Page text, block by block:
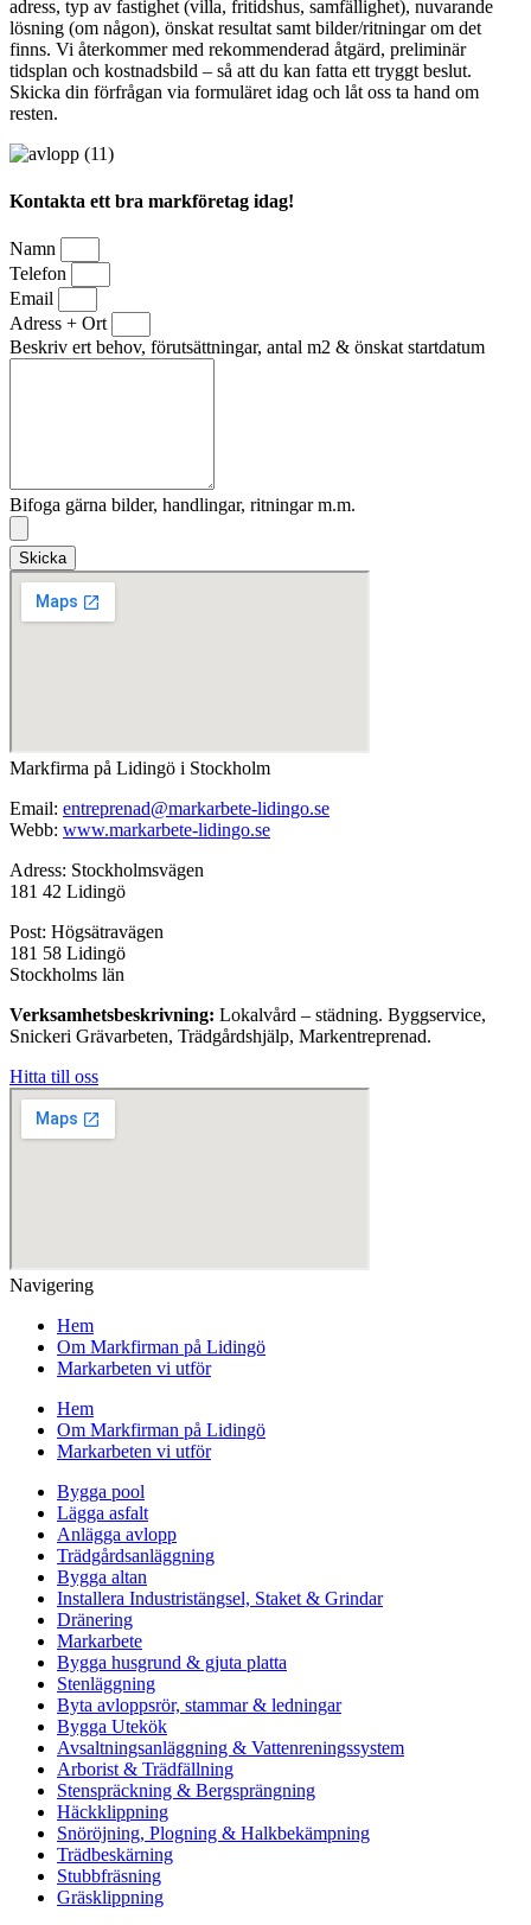
adress, typ av fastighet (villa, fritidshus, samfällighet), nuvarande
lösning (om någon), önskat resultat samt bilder/ritningar om det
finns. Vi återkommer med rekommenderad åtgärd, preliminär
tidsplan och kostnadsbild – så att du kan fatta ett tryggt beslut.
Skicka din förfrågan via formuläret idag och låt oss ta hand om
resten.
Kontakta ett bra markföretag idag!
Namn
Telefon
Email
Adress + Ort
Beskriv ert behov, förutsättningar, antal m2 & önskat startdatum
Bifoga gärna bilder, handlingar, ritningar m.m.
Skicka
Markfirma på Lidingö i Stockholm
Email: entreprenad@markarbete-lidingo.se
Webb: www.markarbete-lidingo.se
Adress: Stockholmsvägen
181 42 Lidingö
Post: Högsätravägen
181 58 Lidingö
Stockholms län
Verksamhetsbeskrivning: Lokalvård – städning. Byggservice,
Snickeri Grävarbeten, Trädgårdshjälp, Markentreprenad.
Hitta till oss
Navigering
Hem
Om Markfirman på Lidingö
Markarbeten vi utför
Hem
Om Markfirman på Lidingö
Markarbeten vi utför
Bygga pool
Lägga asfalt
Anlägga avlopp
Trädgårdsanläggning
Bygga altan
Installera Industristängsel, Staket & Grindar
Dränering
Markarbete
Bygga husgrund & gjuta platta
Stenläggning
Byta avloppsrör, stammar & ledningar
Bygga Utekök
Avsaltningsanläggning & Vattenreningssystem
Arborist & Trädfällning
Stenspräckning & Bergsprängning
Häckklippning
Snöröjning, Plogning & Halkbekämpning
Trädbeskärning
Stubbfräsning
Gräsklippning